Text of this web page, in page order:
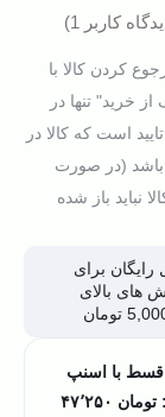
کاربر 1
)
کردن کالا با
خرید" تنها در
است که کالا در
باشد (در صورت
نباید باز شده
رایگان برای
های بالای
تومان
با اسنپ
تومان ۴۷٬۲۵۰